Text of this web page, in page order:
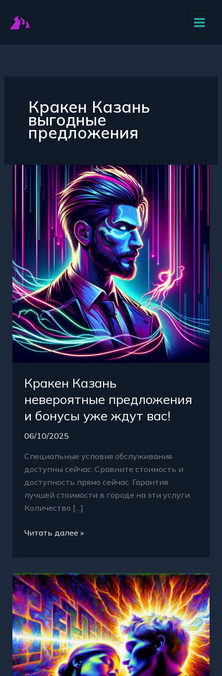
содержимому
Кракен Казань
выгодные
предложения
Кракен Казань
невероятные предложения
и бонусы уже ждут вас!
06/10/2025
Специальные условия обслуживания
доступны сейчас. Сравните стоимость и
доступность прямо сейчас. Гарантия
лучшей стоимости в городе на эти услуги.
Количество […]
Кракен
Казань
невероятные
предложения
бонусы
уже
ждут
вас!
Читать далее »
Кракен
Казань
выгода
максимум
лучшие
предложения